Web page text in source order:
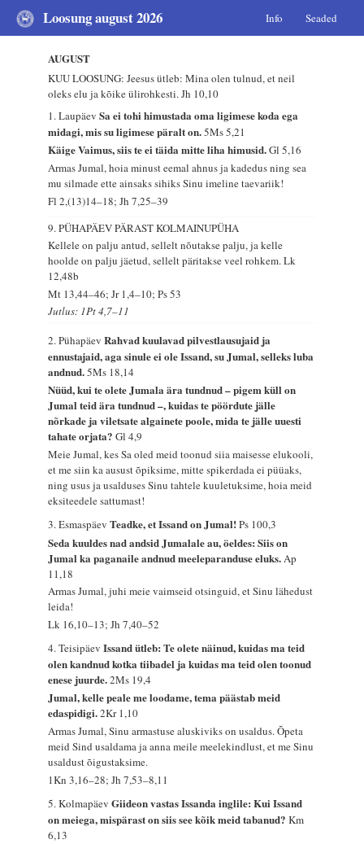
Loosung august 2026 Info Seaded
AUGUST
KUU LOOSUNG: Jeesus ütleb: Mina olen tulnud, et neil
oleks elu ja kõike ülirohkesti.Jh 10,10
1. LaupäevSa ei tohi himustada oma ligimese koda ega
midagi, mis su ligimese päralt on.5Ms 5,21
Käige Vaimus, siis te ei täida mitte liha himusid.Gl 5,16
Armas Jumal, hoia minust eemal ahnus ja kadedus ning sea
mu silmade ette ainsaks sihiks Sinu imeline taevariik!
Fl 2,(13)14–18; Jh 7,25–39
9. PÜHAPÄEV PÄRAST KOLMAINUPÜHA
Kellele on palju antud, sellelt nõutakse palju, ja kelle
hoolde on palju jäetud, sellelt päritakse veel rohkem.Lk
12,48b
Mt 13,44–46; Jr 1,4–10; Ps 53
Jutlus: 1Pt 4,7–11
2. PühapäevRahvad kuulavad pilvestlausujaid ja
ennustajaid, aga sinule ei ole Issand, su Jumal, selleks luba
andnud.5Ms 18,14
Nüüd, kui te olete Jumala ära tundnud – pigem küll on
Jumal teid ära tundnud –, kuidas te pöördute jälle
nõrkade ja viletsate algainete poole, mida te jälle uuesti
tahate orjata?Gl 4,9
Meie Jumal, kes Sa oled meid toonud siia maisesse elukooli,
et me siin ka ausust õpiksime, mitte spikerdada ei püüaks,
ning usus ja usalduses Sinu tahtele kuuletuksime, hoia meid
eksiteedele sattumast!
3. EsmaspäevTeadke, et Issand on Jumal!Ps 100,3
Seda kuuldes nad andsid Jumalale au, öeldes: Siis on
Jumal ka paganaile andnud meeleparanduse eluks. Ap
11,18
Armas Jumal, juhi meie vaimseid otsinguid, et Sinu lähedust
leida!
Lk 16,10–13; Jh 7,40–52
4. TeisipäevIssand ütleb: Te olete näinud, kuidas ma teid
olen kandnud kotka tiibadel ja kuidas ma teid olen toonud
enese juurde.2Ms 19,4
Jumal, kelle peale me loodame, tema päästab meid
edaspidigi.2Kr 1,10
Armas Jumal, Sinu armastuse aluskiviks on usaldus. Õpeta
meid Sind usaldama ja anna meile meelekindlust, et me Sinu
usaldust õigustaksime.
1Kn 3,16–28; Jh 7,53–8,11
5. KolmapäevGiideon vastas Issanda inglile: Kui Issand
on meiega, mispärast on siis see kõik meid tabanud?Km
6,13